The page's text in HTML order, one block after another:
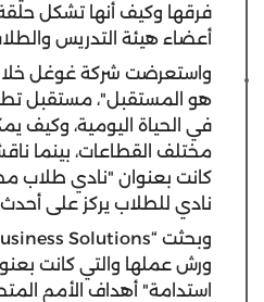
فرقها وكيف أنها تشكل
أعضاء هيئة التدريس
واستعرضت شركة غوغل
هو المستقبل"، مستقبل
في الحياة اليومية، وكيف
مختلف القطاعات، بينما
كانت بعنوان "نادي طلاب
نادي للطلاب يركز على
ورش عملها والتي كانت
استدامة" أهداف الأمم